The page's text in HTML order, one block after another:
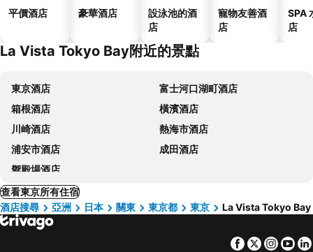
平價酒店 豪華酒店
設泳池的酒
店
寵物友善酒
店
SPA
店
La Vista Tokyo Bay附近的景點
東京酒店
富士河口湖町酒店
箱根酒店
橫濱酒店
川崎酒店
熱海市酒店
浦安市酒店
成田酒店
禦殿場酒店
查看東京所有住宿
酒店搜尋
亞洲 日本 關東 東京都 東京 La Vista Tokyo Bay
Facebook
Twitter